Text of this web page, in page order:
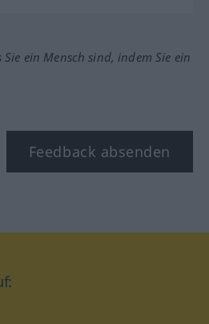
ein Mensch sind, indem Sie ein
Feedback absenden